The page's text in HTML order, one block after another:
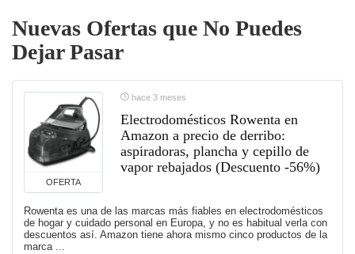
Nuevas Ofertas que No Puedes
Dejar Pasar
OFERTA
hace 3 meses
Electrodomésticos Rowenta en
Amazon a precio de derribo:
aspiradoras, plancha y cepillo de
vapor rebajados (Descuento -56%)
Rowenta es una de las marcas más fiables en electrodomésticos
de hogar y cuidado personal en Europa, y no es habitual verla con
descuentos así. Amazon tiene ahora mismo cinco productos de la
marca ...